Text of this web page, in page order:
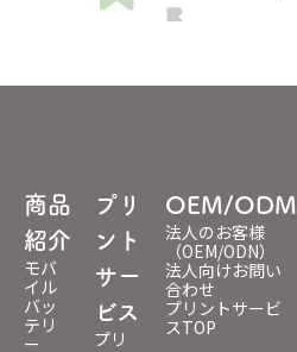
商品
紹介
モバ
イル
バッ
テリ
ー
プリ
ント
サー
ビス
プリ
OEM/ODM
法人のお客様
（OEM/ODN）
法人向けお問い
合わせ
プリントサービ
スTOP